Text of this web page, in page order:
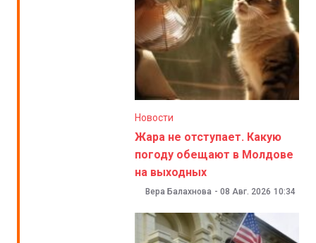
Новости
Жара не отступает. Какую
погоду обещают в Молдове
на выходных
Вера Балахнова - 08 Авг. 2026 10:34